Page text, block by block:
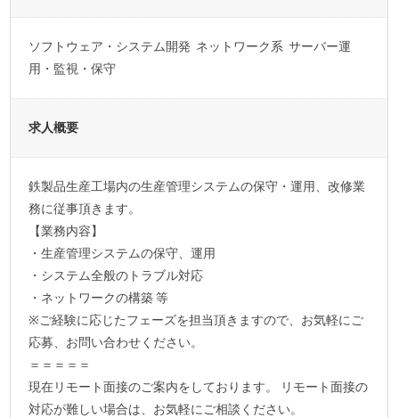
ソフトウェア・システム開発 ネットワーク系 サーバー運
用・監視・保守
求人概要
鉄製品生産工場内の生産管理システムの保守・運用、改修業
務に従事頂きます。
【業務内容】
・生産管理システムの保守、運用
・システム全般のトラブル対応
・ネットワークの構築 等
※ご経験に応じたフェーズを担当頂きますので、お気軽にご
応募、お問い合わせください。
＝＝＝＝＝
現在リモート面接のご案内をしております。 リモート面接の
対応が難しい場合は、お気軽にご相談ください。